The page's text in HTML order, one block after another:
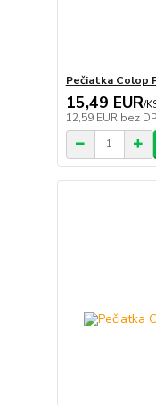
Pečiatka Colop
15,49 EUR/
12,59 EUR bez